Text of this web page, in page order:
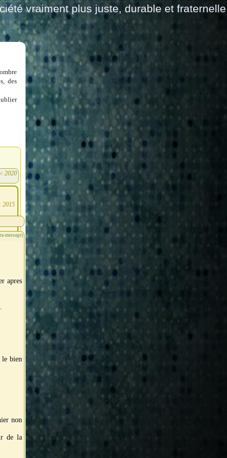
vraiment plus juste, durable et fraternelle
des
< 2020
2015
message)
apres
le bien
non
de la